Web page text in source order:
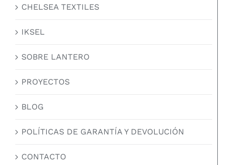
CHELSEA TEXTILES
IKSEL
SOBRE LANTERO
PROYECTOS
BLOG
POLÍTICAS DE GARANTÍA Y DEVOLUCIÓN
CONTACTO